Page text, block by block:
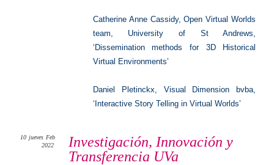
Catherine Anne Cassidy, Open Virtual Worlds
team, University of St Andrews,
‘Dissemination methods for 3D Historical
Virtual Environments’
Daniel Pletinckx, Visual Dimension bvba,
‘Interactive Story Telling in Virtual Worlds’
Investigación, Innovación y
Transferencia UVa
10 jueves Feb
2022